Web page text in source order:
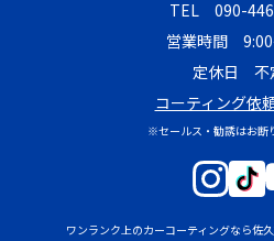
TEL 090-
営業時間 9:00
定休日 不
コーティング依
※セールス・勧誘はお断
ワンランク上のカーコーティングなら佐